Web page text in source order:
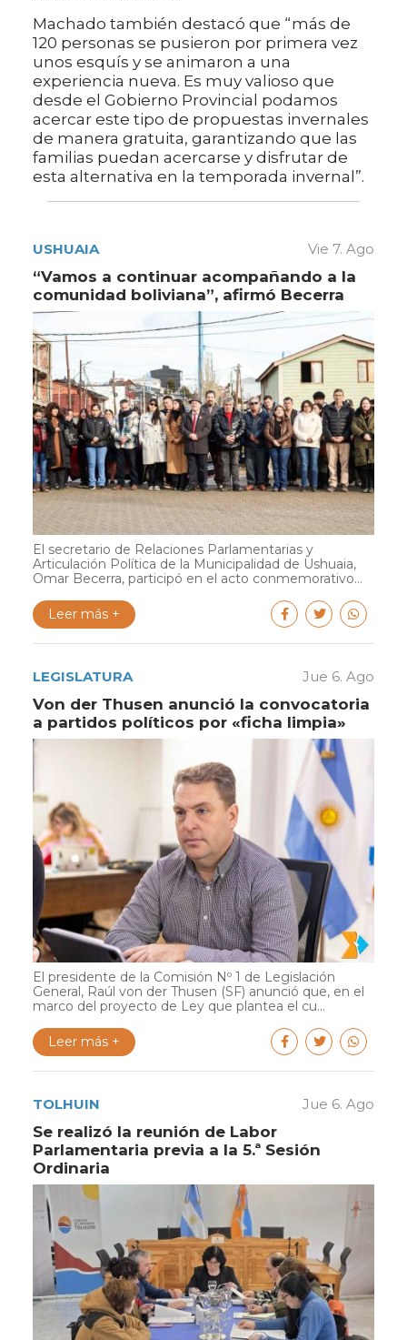
Machado también destacó que “más de
120 personas se pusieron por primera vez
unos esquís y se animaron a una
experiencia nueva. Es muy valioso que
desde el Gobierno Provincial podamos
acercar este tipo de propuestas invernales
de manera gratuita, garantizando que las
familias puedan acercarse y disfrutar de
esta alternativa en la temporada invernal”.
USHUAIA Vie 7. Ago
“Vamos a continuar acompañando a la
comunidad boliviana”, afirmó Becerra
El secretario de Relaciones Parlamentarias y
Articulación Política de la Municipalidad de Ushuaia,
Omar Becerra, participó en el acto conmemorativo...
Leer más +
LEGISLATURA Jue 6. Ago
Von der Thusen anunció la convocatoria
a partidos políticos por «ficha limpia»
El presidente de la Comisión Nº 1 de Legislación
General, Raúl von der Thusen (SF) anunció que, en el
marco del proyecto de Ley que plantea el cu...
Leer más +
TOLHUIN Jue 6. Ago
Se realizó la reunión de Labor
Parlamentaria previa a la 5.ª Sesión
Ordinaria